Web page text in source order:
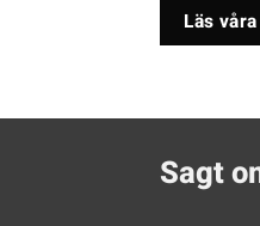
Läs
Sagt